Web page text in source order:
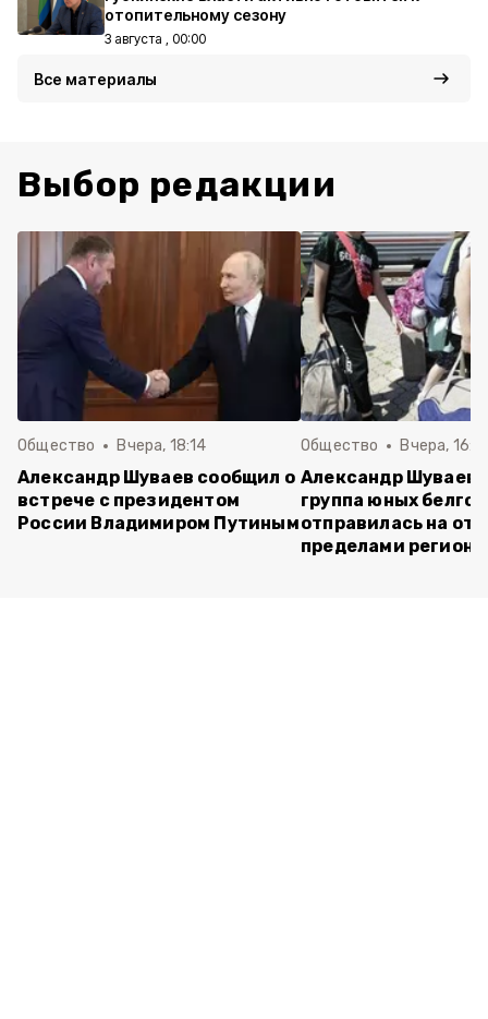
отопительному сезону
3 августа , 00:00
Все материалы
Выбор редакции
Общество Вчера, 18:14
Александр Шуваев сообщил о
встрече с президентом
России Владимиром Путиным
Общество Вчера,
Александр Шуваев:
группа юных
отправилась на
пределами региона